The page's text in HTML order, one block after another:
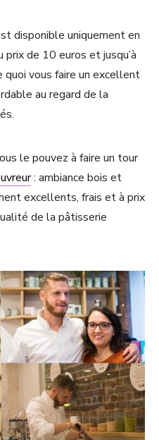
disponible uniquement en
prix de 10 euros et jusqu’à
quoi vous faire un excellent
au regard de la
le pouvez à faire un tour
: ambiance bois et
excellents, frais et à prix
de la pâtisserie